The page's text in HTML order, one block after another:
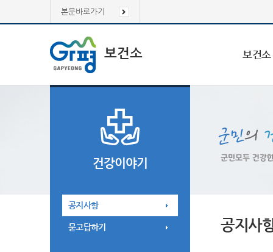
본문바로가기
보건소 보건소
건강이야기
공지사항
묻고답하기 공지사